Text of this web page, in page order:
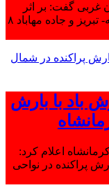
غربی گفت: بر اثر
بروز دو سانحه تصادف در محور ارومیه- تبریز و جاده مهاباد ۸
با بارش
اعلام کرد:
پراکنده در نواحی